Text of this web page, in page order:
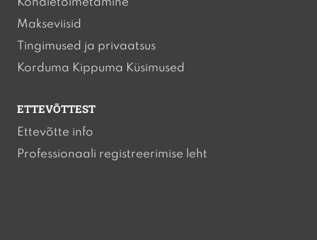
Kohaletoimetamine
Makseviisid
Tingimused ja privaatsus
Korduma Kippuma Küsimused
ETTEVÕTTEST
Ettevõtte info
Professionaali registreerimise leht